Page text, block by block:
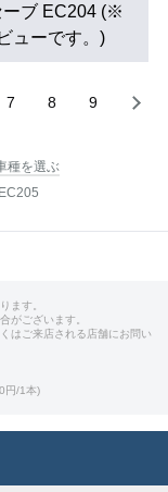
ーブ EC204 (※
ューです。)
7 8 9
種を選ぶ
ます。
がございます。
はご来店される店舗にお問い
円/1本)